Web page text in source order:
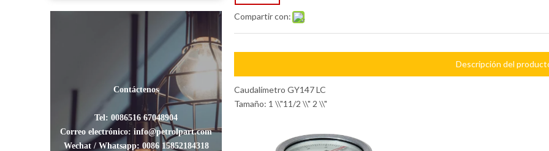
Contáctenos
Tel: 0086516 67048904
Correo electrónico: info@petrolpart.com
Wechat / Whatsapp: 0086 15852184318
Compartir con:
Descripción del
Caudalímetro GY147 LC
Tamaño: 1 \\"11/2 \\" 2 \\"